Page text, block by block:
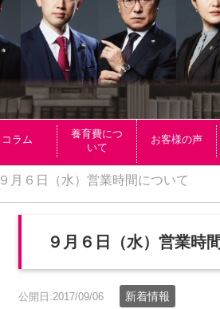
コラム
養育費につ
いて
お客様の声
９月６日（水）営業時間について
９月６日（水）営業時
公開日:2017/09/06 新着情報